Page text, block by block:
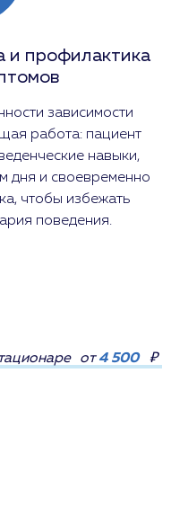
и профилактика
зависимости
работа: пациент
навыки,
дня и своевременно
чтобы избежать
поведения.
от4 500 ₽